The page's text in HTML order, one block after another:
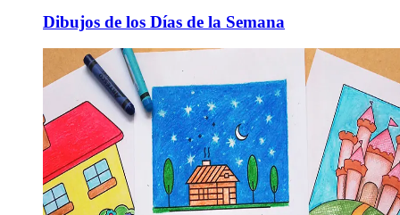
Dibujos de los Días de la Semana